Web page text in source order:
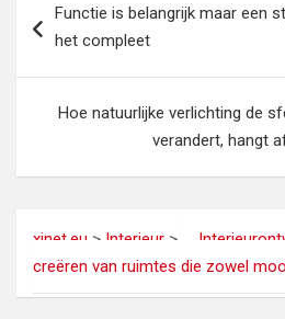
navigatie
Functie is belangrijk maar een
het compleet
Hoe natuurlijke verlichting de
verandert, hangt
xinet.eu > Interieur >
creëren van ruimtes die zowel